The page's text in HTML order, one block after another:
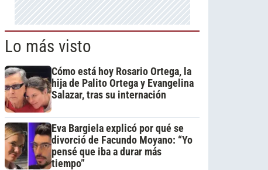
Lo más visto
Cómo está hoy Rosario Ortega, la
hija de Palito Ortega y Evangelina
Salazar, tras su internación
Eva Bargiela explicó por qué se
divorció de Facundo Moyano: “Yo
pensé que iba a durar más
tiempo”